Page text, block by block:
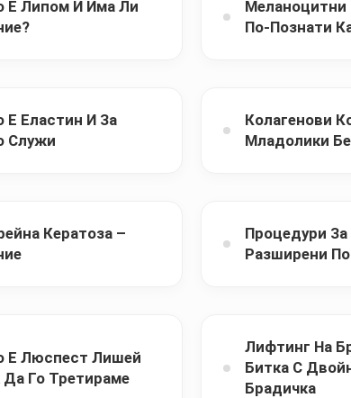
Е Липом И Има Ли
Меланоцитни
По-Познати
Е Еластин И За
Служи
Колагенови
Младолики
Кератоза –
Процедури За
Разширени
Е Люспест Лишей
Да Го Третираме
Лифтинг На
Битка С
Брадичка